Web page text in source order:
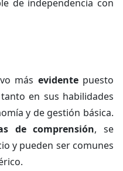
de independencia con
más evidente puesto
en sus habilidades
y de gestión básica.
de comprensión, se
y pueden ser comunes